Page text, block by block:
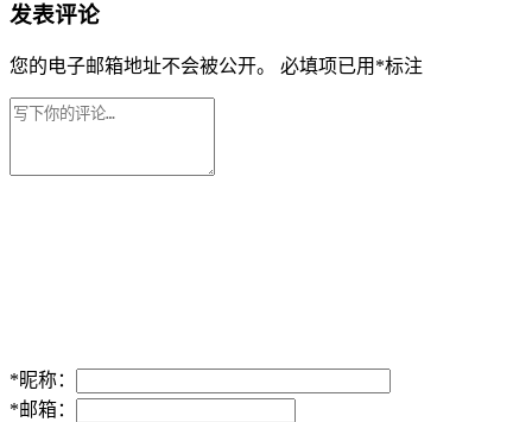
发表评论
您的电子邮箱地址不会被公开。 必填项已用 *标注
*昵称：
*邮箱：